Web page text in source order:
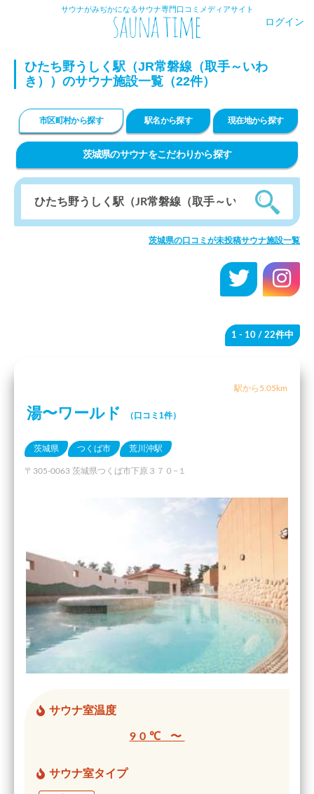
サウナがみぢかになるサウナ専門口コミメディアサイト
ログイン
ひたち野うしく駅（JR常磐線（取手～いわ
き））のサウナ施設一覧（22件）
市区町村から探す 駅名から探す 現在地から探す
茨城県のサウナをこだわりから探す
茨城県の口コミが未投稿サウナ施設一覧
1 - 10 / 22件中
駅から5.05km
湯〜ワールド （口コミ1件）
茨城県 つくば市 荒川沖駅
〒305-0063 茨城県つくば市下原３７０−１
サウナ室温度
90℃ 〜
サウナ室タイプ